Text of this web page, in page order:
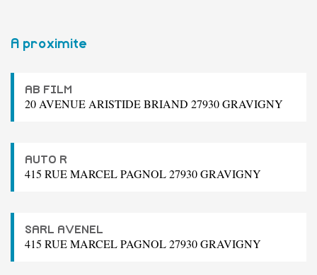
A proximite
AB FILM
20 AVENUE ARISTIDE BRIAND 27930 GRAVIGNY
AUTO R
415 RUE MARCEL PAGNOL 27930 GRAVIGNY
SARL AVENEL
415 RUE MARCEL PAGNOL 27930 GRAVIGNY